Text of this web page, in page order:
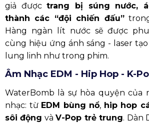
giả đượctrang bị súng nước,
thành các “đội chiến đấu”
Hàng ngàn lít nước sẽ được
cùng hiệu ứng ánh sáng - laser
lung linh như trong phim.
Âm Nhạc EDM - Hip Hop - K-
WaterBomb là sự hòa quyện của
nhạc: từ EDM bùng nổ, hip hop
sôi động vàV-Pop trẻ trung. Dàn